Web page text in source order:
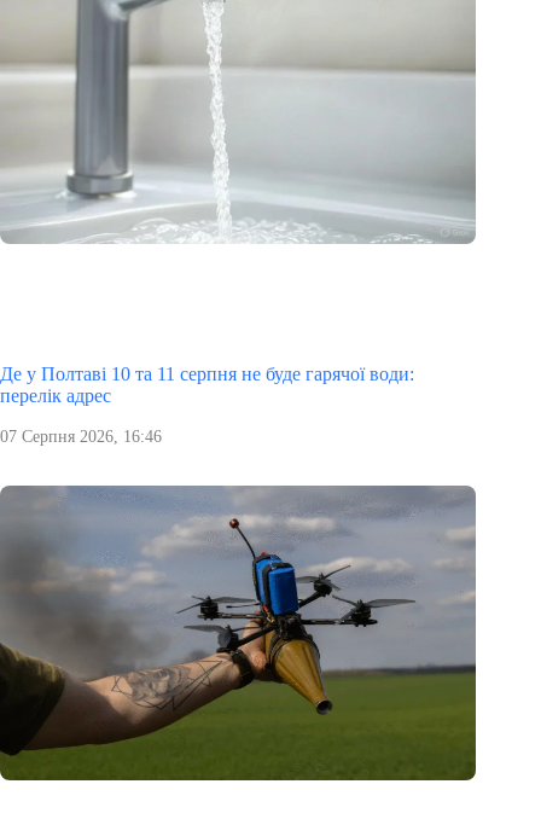
Де у Полтаві 10 та 11 серпня не буде гарячої води:
перелік адрес
07 Серпня 2026, 16:46